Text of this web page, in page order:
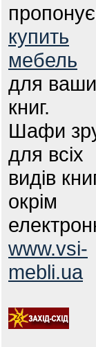
купить
мебель
для
книг.
Шафи
для всіх
видів
окрім
www.vsi-
mebli.ua